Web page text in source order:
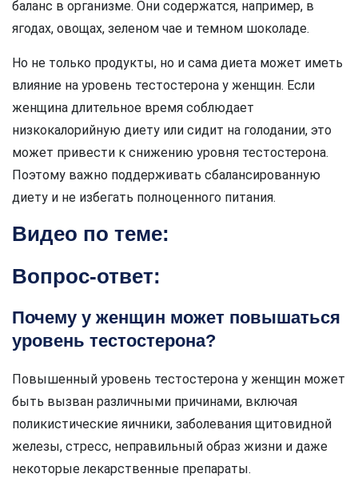
баланс в организме. Они содержатся, например, в
ягодах, овощах, зеленом чае и темном шоколаде.
Но не только продукты, но и сама диета может иметь
влияние на уровень тестостерона у женщин. Если
женщина длительное время соблюдает
низкокалорийную диету или сидит на голодании, это
может привести к снижению уровня тестостерона.
Поэтому важно поддерживать сбалансированную
диету и не избегать полноценного питания.
Видео по теме:
Вопрос-ответ:
Почему у женщин может повышаться
уровень тестостерона?
Повышенный уровень тестостерона у женщин может
быть вызван различными причинами, включая
поликистические яичники, заболевания щитовидной
железы, стресс, неправильный образ жизни и даже
некоторые лекарственные препараты.